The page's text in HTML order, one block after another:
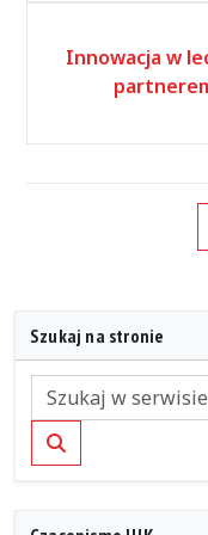
Innowacja w
Szukaj na stronie
Szukaj